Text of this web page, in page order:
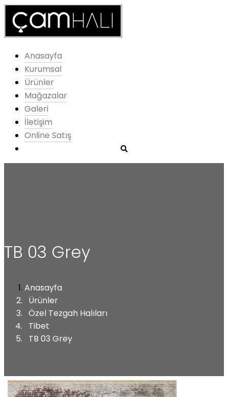
Anasayfa
Kurumsal
Ürünler
Mağazalar
Galeri
İletişim
Online Satış
TB 03 Grey
Anasayfa
Ürünler
Özel Tezgah Halıları
Tibet
TB 03 Grey